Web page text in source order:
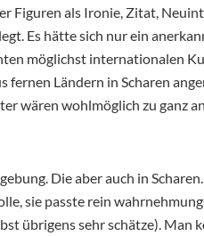
Figuren als Ironie, Zitat,
Es hätte sich nur ein
möglichst internationalen
fernen Ländern in Scharen
wären wohlmöglich zu ganz
Die aber auch in
sie passte rein
übrigens sehr schätze). Man